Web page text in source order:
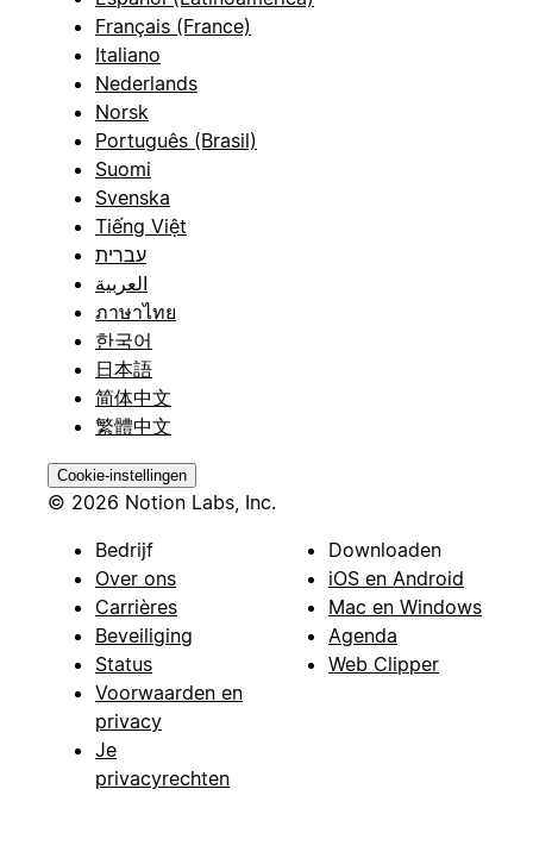
Français (France)
Italiano
Nederlands
Norsk
Português (Brasil)
Suomi
Svenska
Tiếng Việt
עברית
العربية
ภาษาไทย
한국어
日本語
简体中文
繁體中文
Cookie-instellingen
© 2026 Notion Labs, Inc.
Bedrijf
Over ons
Carrières
Beveiliging
Status
Voorwaarden en
privacy
Je
privacyrechten
Downloaden
iOS en Android
Mac en Windows
Agenda
Web Clipper